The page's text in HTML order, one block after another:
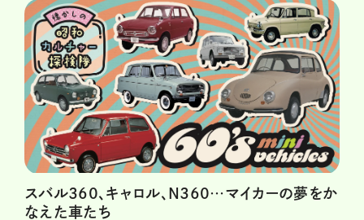
スバル360、キャロル、N360…マイカーの夢をか
なえた車たち